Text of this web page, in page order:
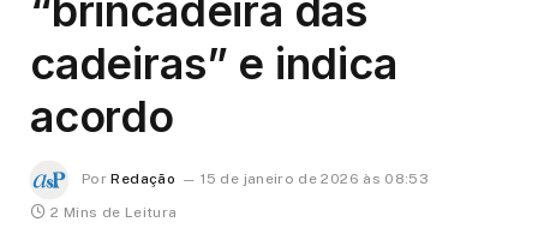
“brincadeira das
cadeiras” e indica
acordo
Por Redação
15 de janeiro de 2026 às 08:53
2 Mins de Leitura